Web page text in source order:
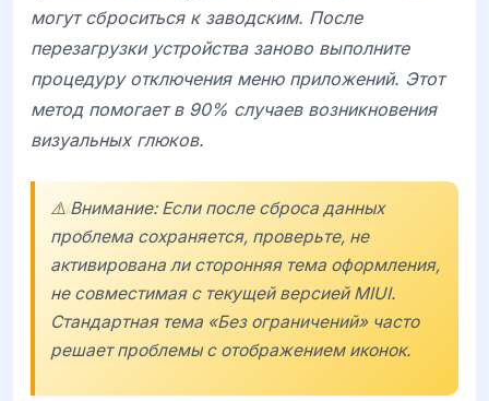
могут сброситься к заводским. После
перезагрузки устройства заново выполните
процедуру отключения меню приложений. Этот
метод помогает в 90% случаев возникновения
визуальных глюков.
⚠️ Внимание: Если после сброса данных
проблема сохраняется, проверьте, не
активирована ли сторонняя тема оформления,
не совместимая с текущей версией MIUI.
Стандартная тема «Без ограничений» часто
решает проблемы с отображением иконок.